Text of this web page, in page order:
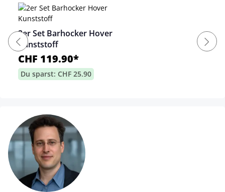
2er Set Barhocker Hover
Kunststoff
CHF 119.90*
Du sparst: CHF 25.90